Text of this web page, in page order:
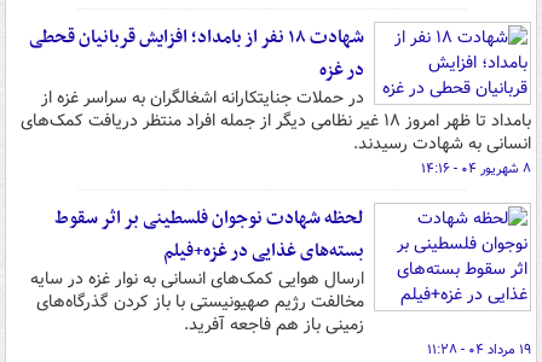
شهادت ۱۸ نفر از بامداد؛ افزایش قربانیان قحطی
در غزه
در حملات جنایتکارانه اشغالگران به سراسر غزه از
بامداد تا ظهر امروز ۱۸ غیر نظامی دیگر از جمله افراد منتظر دریافت کمک‌های
انسانی به شهادت رسیدند.
۸ شهریور ۰۴ - ۱۴:۱۶
لحظه شهادت نوجوان فلسطینی بر اثر سقوط
بسته‌های غذایی در غزه+فیلم
ارسال هوایی کمک‌های انسانی به نوار غزه در سایه
مخالفت رژیم صهیونیستی با باز کردن گذرگاه‌های
زمینی باز هم فاجعه آفرید.
۱۹ مرداد ۰۴ - ۱۱:۲۸